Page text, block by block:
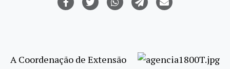
A Coordenação de Extensão